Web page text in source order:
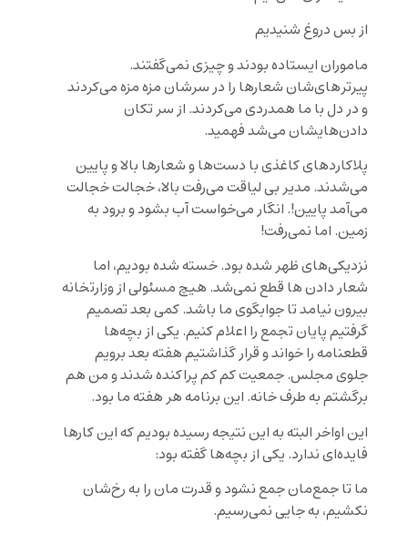
از بس دروغ شنیدیم
ماموران ایستاده بودند و چیزی نمی‌گفتند.
پیرتر‌های‌شان شعارها را در سرشان مزه مزه می‌کردند
و در دل با ما همدردی می‌کردند. از سر تکان
دادن‌هایشان می‌شد فهمید.
پلاکاردهای کاغذی با دست‌ها و شعارها بالا و پایین
می‌شدند. مدیر بی لیاقت می‌رفت بالا، خجالت خجالت
می‌آمد پایین!. انگار می‌خواست آب بشود و برود به
زمین. اما نمی‌رفت!
نزدیکی‌های ظهر شده بود. خسته شده بودیم، اما
شعار دادن ها قطع نمی‌شد. هیچ مسئولی از وزارتخانه
بیرون نیامد تا جوابگوی ما باشد. کمی بعد تصمیم
گرفتیم پایان تجمع را اعلام کنیم. یکی از بچه‌ها
قطعنامه را خواند و قرار گذاشتیم هفته بعد برویم
جلوی مجلس. جمعیت کم کم پراکنده شدند و من هم
برگشتم به طرف خانه. این برنامه هر هفته ما بود.
این اواخر البته به این نتیجه رسیده بودیم که این کارها
فایده‌ای ندارد. یکی از بچه‌ها گفته بود:
ما تا جمع‌مان جمع نشود و قدرت مان را به رخ‌شان
نکشیم، به جایی نمی‌رسیم.